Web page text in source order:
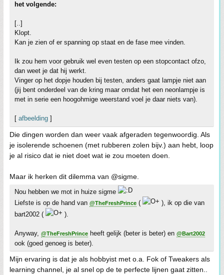
het volgende:
[..]
Klopt.
Kan je zien of er spanning op staat en de fase mee vinden.
Ik zou hem voor gebruik wel even testen op een stopcontact ofzo,
dan weet je dat hij werkt.
Vinger op het dopje houden bij testen, anders gaat lampje niet aan
(jij bent onderdeel van de kring maar omdat het een neonlampje is
met in serie een hoogohmige weerstand voel je daar niets van).
[ afbeelding ]
Die dingen worden dan weer vaak afgeraden tegenwoordig. Als
je isolerende schoenen (met rubberen zolen bijv.) aan hebt, loop
je al risico dat ie niet doet wat ie zou moeten doen.
Maar ik herken dit dilemma van @sigme.
Nou hebben we mot in huize sigme
Liefste is op de hand van @TheFreshPrince (
), ik op die van
bart2002 (
).
Anyway, @TheFreshPrince heeft gelijk (beter is beter) en @Bart2002
ook (goed genoeg is beter).
Mijn ervaring is dat je als hobbyist met o.a. Fok of Tweakers als
learning channel, je al snel op de te perfecte lijnen gaat zitten..